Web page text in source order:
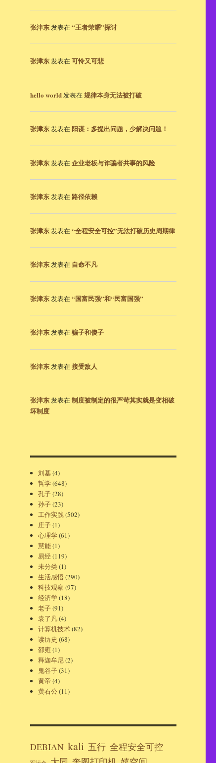
张津东发表在“王者荣耀”探讨
张津东发表在可怜又可悲
hello world发表在规律本身无法被打破
张津东发表在阳谋：多提出问题，少解决问题！
张津东发表在企业老板与诈骗者共事的风险
张津东发表在 路径依赖
张津东发表在“全程安全可控”无法打破历史周期律
张津东发表在 自命不凡
张津东发表在“国富民强”和“民富国强”
张津东发表在骗子和傻子
张津东发表在接受敌人
张津东发表在制度被制定的很严苛其实就是变相破
坏制度
刘基(4)
哲学(648)
孔子(28)
孙子(23)
工作实践(502)
庄子(1)
心理学(61)
慧能(1)
易经(119)
未分类(1)
生活感悟(290)
科技观察 (97)
经济学(18)
老子(91)
袁了凡(4)
计算机技术(82)
读历史 (68)
邵雍(1)
释迦牟尼(2)
鬼谷子(31)
黄帝 (4)
黄石公(11)
DEBIAN kali 五行 全程安全可控